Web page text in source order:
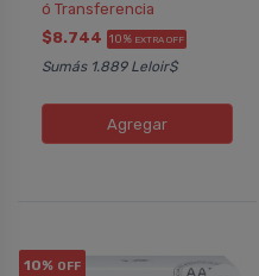
ó Transferencia
$8.744 10% EXTRA OFF
Sumás 1.889 Leloir$
Agregar
10% OFF